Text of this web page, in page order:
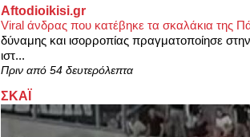
Aftodioikisi.gr
Viral άνδρας που κατέβηκε τα σκαλάκια της
δύναμης και ισορροπίας πραγματοποίησε
ιστ...
Πριν από 54 δευτερόλεπτα
ΣΚΑΪ